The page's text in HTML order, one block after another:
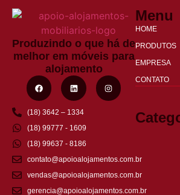
Produzindo o que há de
melhor em móveis para
alojamento
(18) 3642 – 1334
(18) 99777 - 1609
(18) 99637 - 8186
contato@apoioalojamentos.com.br
vendas@apoioalojamentos.com.br
gerencia@apoioalojamentos.com.br
Menu
HOME
PRODUTOS
EMPRESA
CONTATO